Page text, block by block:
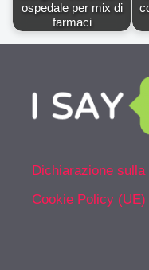
ospedale per mix di
farmaci
Dichiarazione
Cookie Policy (UE)